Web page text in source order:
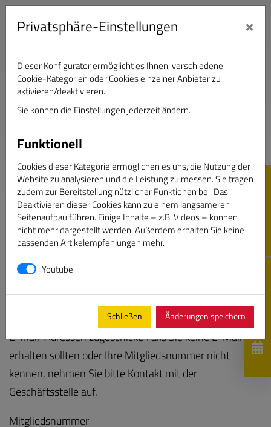
Verband Deutscher Sportjournalisten e.V.
Passwort vergessen
anschließend ein neues Kennwort an die hinterlegten
E-Mail-Adressen zugeschickt. Falls Sie keine E-Mail
erhalten sollten oder Ihre Mitgliedsnummer nicht
kennen, nehmen Sie bitte Kontakt mit der
Geschäftsstelle auf.
Mitgliedsnummer
Privatsphäre-Einstellungen ×
Dieser Konfigurator ermöglicht es Ihnen, verschiedene
Cookie-Kategorien oder Cookies einzelner Anbieter zu
aktivieren/deaktivieren.
Sie können die Einstellungen jederzeit ändern.
Funktionell
Cookies dieser Kategorie ermöglichen es uns, die Nutzung der
Website zu analysieren und die Leistung zu messen. Sie tragen
zudem zur Bereitstellung nützlicher Funktionen bei. Das
Deaktivieren dieser Cookies kann zu einem langsameren
Seitenaufbau führen. Einige Inhalte – z.B. Videos – können
nicht mehr dargestellt werden. Außerdem erhalten Sie keine
passenden Artikelempfehlungen mehr.
Youtube
Schließen Änderungen speichern